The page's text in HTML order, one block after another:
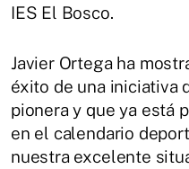
IES El Bosco.
Javier Ortega ha
éxito de una iniciativa
pionera y que ya está
en el calendario
nuestra excelente